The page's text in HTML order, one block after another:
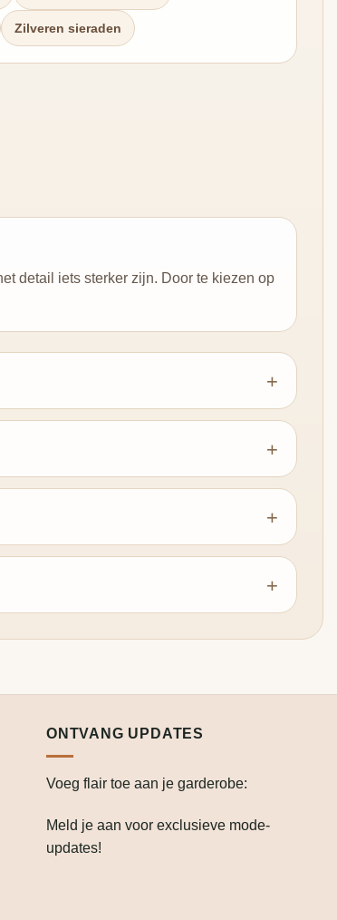
Zilveren sieraden
detail iets sterker zijn. Door te kiezen op
ONTVANG UPDATES
Voeg flair toe aan je garderobe:
Meld je aan voor exclusieve mode-
updates!